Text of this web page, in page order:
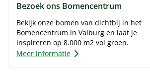
Bezoek ons Bomencentrum
Bekijk onze bomen van dichtbij in het
Bomencentrum in Valburg en laat je
inspireren op 8.000 m2 vol groen.
Meer informatie